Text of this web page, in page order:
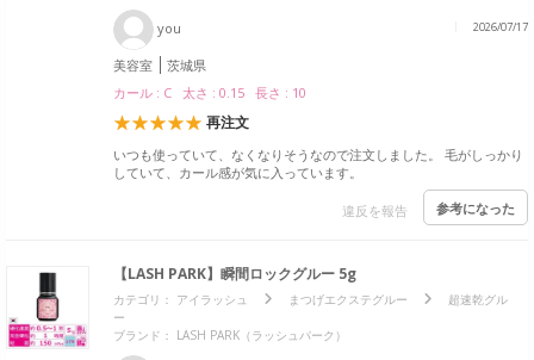
you 2026/07/17
美容室
茨城県
カール : C 太さ : 0.15 長さ : 10
再注文
いつも使っていて、なくなりそうなので注文しました。 毛がしっかり
していて、カール感が気に入っています。
違反を報告 参考になった
【LASH PARK】瞬間ロックグルー 5g
カテゴリ： アイラッシュ まつげエクステグルー
超速乾グル
ー
ブランド： LASH PARK（ラッシュパーク）